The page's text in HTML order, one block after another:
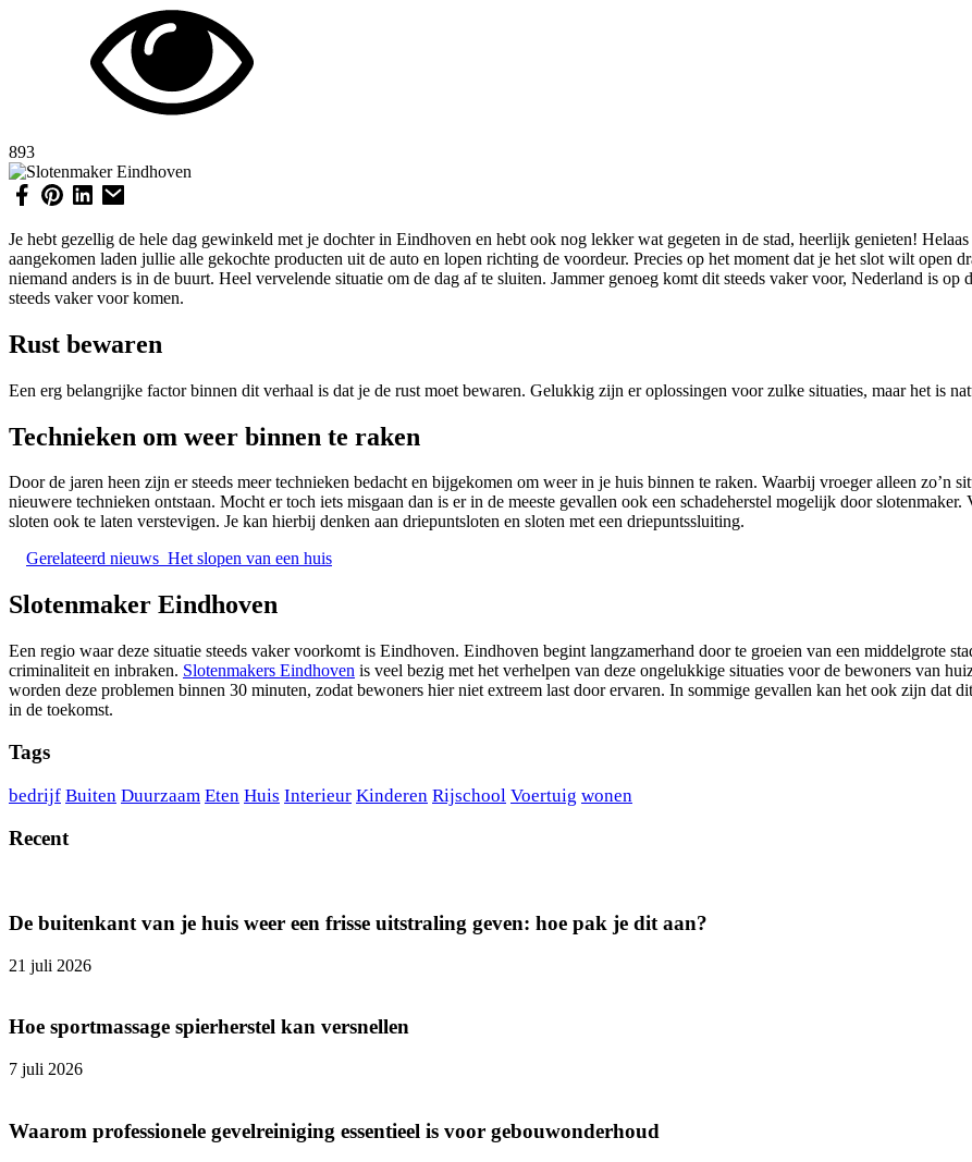
893
Je hebt gezellig de hele dag gewinkeld met je dochter in Eindhoven en hebt ook nog lekker wat gegeten in de stad, heerlijk genieten!
aangekomen laden jullie alle gekochte producten uit de auto en lopen richting de voordeur. Precies op het moment dat je het slot wilt open
niemand anders is in de buurt. Heel vervelende situatie om de dag af te sluiten. Jammer genoeg komt dit steeds vaker voor, Nederland is op
steeds vaker voor komen.
Rust bewaren
Een erg belangrijke factor binnen dit verhaal is dat je de rust moet bewaren. Gelukkig zijn er oplossingen voor zulke situaties, maar het is
Technieken om weer binnen te raken
Door de jaren heen zijn er steeds meer technieken bedacht en bijgekomen om weer in je huis binnen te raken. Waarbij vroeger alleen zo’n
nieuwere technieken ontstaan. Mocht er toch iets misgaan dan is er in de meeste gevallen ook een schadeherstel mogelijk door
sloten ook te laten verstevigen. Je kan hierbij denken aan driepuntsloten en sloten met een driepuntssluiting.
Gerelateerd nieuws Het slopen van een huis
Slotenmaker Eindhoven
Een regio waar deze situatie steeds vaker voorkomt is Eindhoven. Eindhoven begint langzamerhand door te groeien van een middelgrote
criminaliteit en inbraken. Slotenmakers Eindhoven is veel bezig met het verhelpen van deze ongelukkige situaties voor de bewoners van
worden deze problemen binnen 30 minuten, zodat bewoners hier niet extreem last door ervaren. In sommige gevallen kan het ook zijn dat
in de toekomst.
Tags
bedrijf Buiten Duurzaam Eten Huis Interieur Kinderen Rijschool Voertuig wonen
Recent
De buitenkant van je huis weer een frisse uitstraling geven: hoe pak je dit aan?
21 juli 2026
Hoe sportmassage spierherstel kan versnellen
7 juli 2026
Waarom professionele gevelreiniging essentieel is voor gebouwonderhoud